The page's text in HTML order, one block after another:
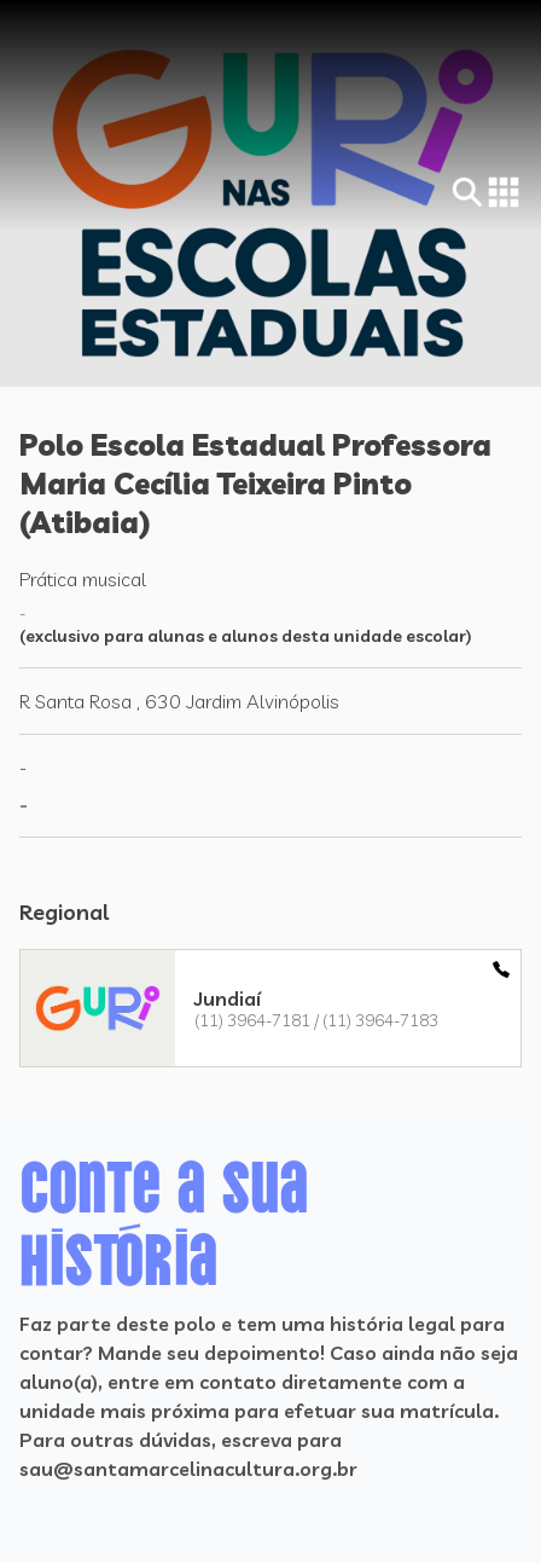
Polo Escola Estadual Professora
Maria Cecília Teixeira Pinto
(Atibaia)
Prática musical
-
(exclusivo para alunas e alunos desta unidade escolar)
R Santa Rosa , 630 Jardim Alvinópolis
-
-
Regional
Jundiaí
(11) 3964-7181 / (11) 3964-7183
Conte a sua
história
Faz parte deste polo e tem uma história legal para
contar? Mande seu depoimento! Caso ainda não seja
aluno(a), entre em contato diretamente com a
unidade mais próxima para efetuar sua matrícula.
Para outras dúvidas, escreva para
sau@santamarcelinacultura.org.br